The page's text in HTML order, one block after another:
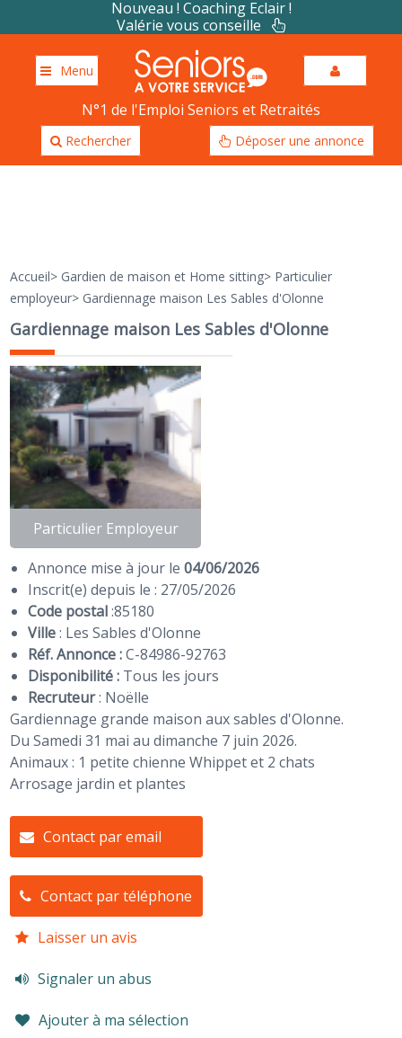
Nouveau ! Coaching Eclair !
Valérie vous conseille
Menu
N°1 de l'Emploi Seniors et Retraités
Rechercher Déposer une annonce
Accueil> Gardien de maison et Home sitting> Particulier
employeur> Gardiennage maison Les Sables d'Olonne
Gardiennage maison Les Sables d'Olonne
Particulier Employeur
Annonce mise à jour le04/06/2026
Inscrit(e) depuis le : 27/05/2026
Code postal:85180
Ville: Les Sables d'Olonne
Réf. Annonce :C-84986-92763
Disponibilité : Tous les jours
Recruteur: Noëlle
Gardiennage grande maison aux sables d'Olonne.
Du Samedi 31 mai au dimanche 7 juin 2026.
Animaux : 1 petite chienne Whippet et 2 chats
Arrosage jardin et plantes
Contact par email
Contact par téléphone
Laisser un avis
Signaler un abus
Ajouter à ma sélection